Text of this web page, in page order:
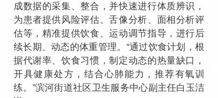
成数据的采集、整合，并快速进行体质辨识，
为患者提供风险评估、舌像分析、面相分析评
估等，精准提供饮食、运动调节指导，进行后
续长期、动态的体重管理。 “通过饮食计划，根
据代谢率、饮食习惯，制定动态的热量缺口，
开具健康处方，结合心肺能力，推荐有氧训
练。 ”滨河街道社区卫生服务中心副主任白玉洁